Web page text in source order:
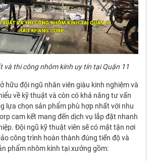
và thi công nhôm kính uy tín tại Quận 11
hữu đội ngũ nhân viên giàu kinh nghiệm và
về kỹ thuật và còn có khả năng tư vấn
lựa chọn sản phẩm phù hợp nhất với nhu
cam kết mang đến dịch vụ lắp đặt nhanh
Đội ngũ kỹ thuật viên sẽ có mặt tận nơi
công trình hoàn thành đúng tiến độ và
phẩm nhôm kính tại xưởng gồm: